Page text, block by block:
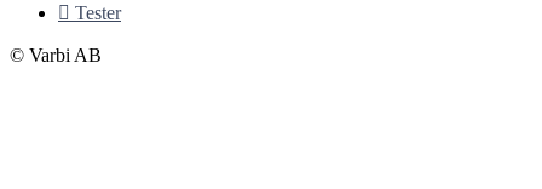
 Tester
© Varbi AB